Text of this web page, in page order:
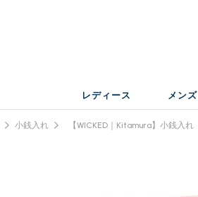
レディース メンズ
小銭入れ 【WICKED｜Kitamura】小銭入れ